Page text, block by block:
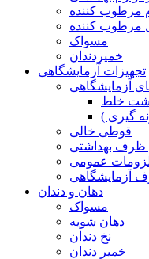
مرطوب کننده
مرطوب کننده
مسواک
خمیردندان
تجهیزات آزمایشگاهی
آزمایشگاهی
خلط
گیری )
قوطی خالی
ظرف بهداشتی
عمومی
آزمایشگاهی
دهان و دندان
مسواک
دهان شویه
نخ دندان
خمیر دندان